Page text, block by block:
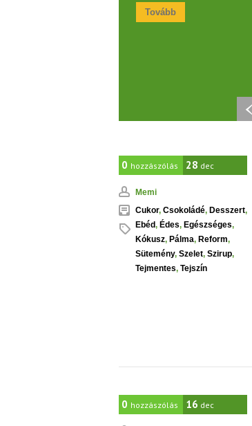
Tovább
0 hozzászólás 28 dec
Memi
Cukor, Csokoládé, Desszert,
Ebéd, Édes, Egészséges,
Kókusz, Pálma, Reform,
Sütemény, Szelet, Szirup,
Tejmentes, Tejszín
0 hozzászólás 16 dec